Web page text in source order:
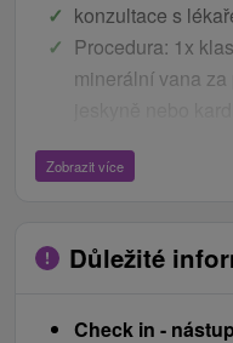
konzultace s
Procedura: 1x
minerální vana
(včetně posledního
Ceník - Bonusy
Pantofle a župan
Zobrazit více
Důležité
Check in -